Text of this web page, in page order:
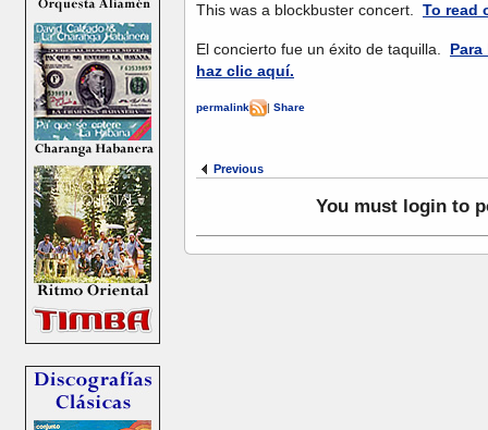
This was a blockbuster concert. To read
El concierto fue un éxito de taquilla.
haz clic aquí.
permalink | Share
Previous
You must login to